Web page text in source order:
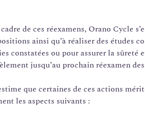
de ces réexamens, Orano Cycle
ainsi qu’à réaliser des études
constatées ou pour assurer la
jusqu’au prochain réexamen
que certaines de ces actions
les aspects suivants :